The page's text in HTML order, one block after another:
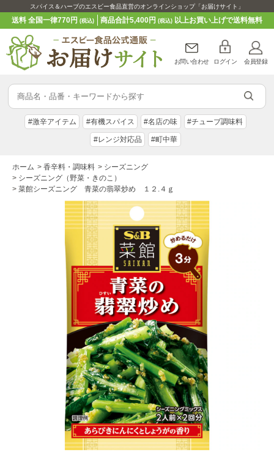
スパイス＆ハーブのエスビー食品直営のオンラインショップ「お届けサイト」
送料 全国一律770円(税込) 商品合計5,400円 (税込)以上お買い上げで送料無料
お問い合わせ ログイン 会員登録
#激辛アイテム #有機スパイス #名店の味 #チューブ調味料
#レンジ対応品 #町中華
ホーム > 香辛料・調味料 > シーズニング
> シーズニング（野菜・きのこ）
> 菜館シーズニング 青菜の翡翠炒め １２.４ｇ